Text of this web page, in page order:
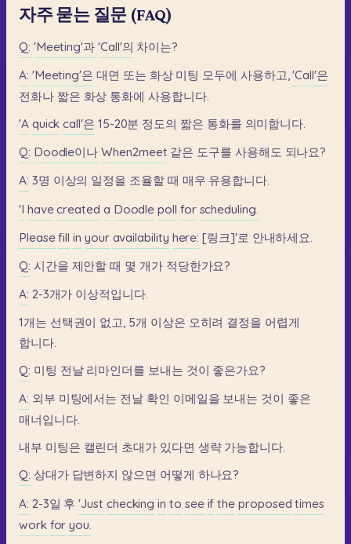
자주 묻는 질문 (FAQ)
Q: 'Meeting'과 'Call'의 차이는?
A: 'Meeting'은 대면 또는 화상 미팅 모두에 사용하고, 'Call'은
전화나 짧은 화상 통화에 사용합니다.
'A quick call'은 15-20분 정도의 짧은 통화를 의미합니다.
Q: Doodle이나 When2meet 같은 도구를 사용해도 되나요?
A: 3명 이상의 일정을 조율할 때 매우 유용합니다.
'I have created a Doodle poll for scheduling.
Please fill in your availability here: [링크]'로 안내하세요.
Q: 시간을 제안할 때 몇 개가 적당한가요?
A: 2-3개가 이상적입니다.
1개는 선택권이 없고, 5개 이상은 오히려 결정을 어렵게
합니다.
Q: 미팅 전날 리마인더를 보내는 것이 좋은가요?
A: 외부 미팅에서는 전날 확인 이메일을 보내는 것이 좋은
매너입니다.
내부 미팅은 캘린더 초대가 있다면 생략 가능합니다.
Q: 상대가 답변하지 않으면 어떻게 하나요?
A: 2-3일 후 'Just checking in to see if the proposed times
work for you.